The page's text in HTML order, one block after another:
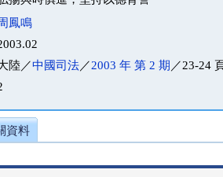
鳳鳴
陸／中國司法／2003 年 第 2 期 ／23-24
資料